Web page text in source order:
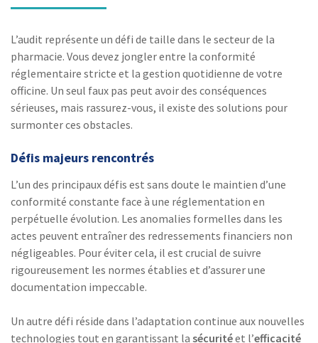
L’audit représente un défi de taille dans le secteur de la
pharmacie. Vous devez jongler entre la conformité
réglementaire stricte et la gestion quotidienne de votre
officine. Un seul faux pas peut avoir des conséquences
sérieuses, mais rassurez-vous, il existe des solutions pour
surmonter ces obstacles.
Défis majeurs rencontrés
L’un des principaux défis est sans doute le maintien d’une
conformité constante face à une réglementation en
perpétuelle évolution. Les anomalies formelles dans les
actes peuvent entraîner des redressements financiers non
négligeables. Pour éviter cela, il est crucial de suivre
rigoureusement les normes établies et d’assurer une
documentation impeccable.
Un autre défi réside dans l’adaptation continue aux nouvelles
technologies tout en garantissant la sécuritéet l’efficacité